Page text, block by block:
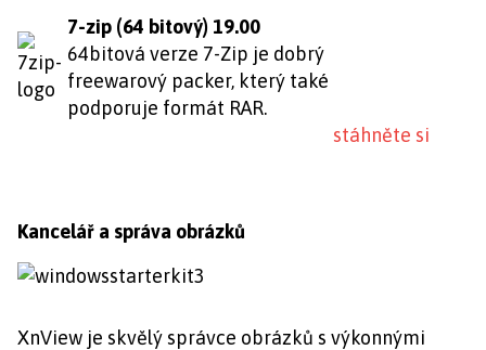
7-zip (64 bitový) 19.00
64bitová verze 7-Zip je dobrý
freewarový packer, který také
podporuje formát RAR.
stáhněte si
Kancelář a správa obrázků
XnView je skvělý správce obrázků s výkonnými